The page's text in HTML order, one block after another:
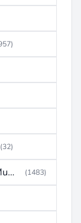
(32)
Copiadoras (Fotocopiadoras, Multifunctions, Ploter, etc) (1483)